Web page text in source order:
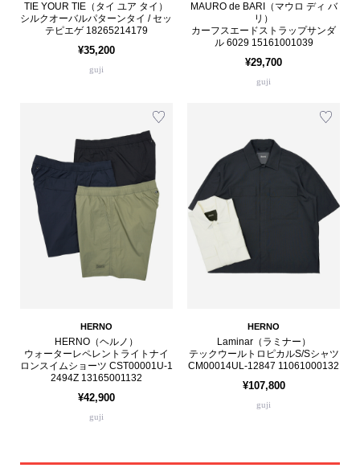
TIE YOUR TIE（タイ ユア タイ）
シルクオーバルパターンタイ / セッ
テピエゲ 18265214179
¥35,200
guji
MAURO de BARI（マウロ ディ バ
リ）
カーフスエードストラップサンダ
ル 6029 15161001039
¥29,700
guji
HERNO
HERNO（ヘルノ）
ウォーターレペレントライトナイ
ロンスイムショーツ CST00001U-1
2494Z 13165001132
¥42,900
guji
HERNO
Laminar（ラミナー）
テックウールトロピカルS/Sシャツ
CM00014UL-12847 11061000132
¥107,800
guji